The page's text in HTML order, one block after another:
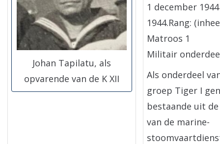
Johan Tapilatu, als
opvarende van de K XII
1 december
1944.Rang:
Matroos 1
Militair
Als onderdeel
groep Tiger I
bestaande uit
van de marine-